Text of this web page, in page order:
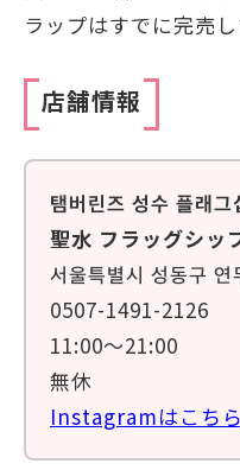
ラップはすでに完売し
店舗情報
탬버린즈 성수 플래
聖水 フラッグシッ
서울특별시 성동구
0507-1491-2126
11:00～21:00
無休
Instagramはこちら